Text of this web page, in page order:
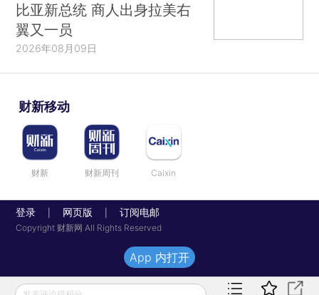
比亚新总统 商人出身拉美右
翼又一员
2026年08月09日
财新移动
财新 财新周刊 Caixin
登录 网页版 订阅电邮
Copyright 财新网 All Rights Reserved
App 内打开